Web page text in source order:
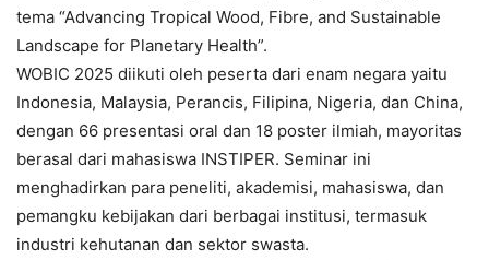
tema “Advancing Tropical Wood, Fibre, and Sustainable
Landscape for Planetary Health”.
WOBIC 2025 diikuti oleh peserta dari enam negara yaitu
Indonesia, Malaysia, Perancis, Filipina, Nigeria, dan China,
dengan 66 presentasi oral dan 18 poster ilmiah, mayoritas
berasal dari mahasiswa INSTIPER. Seminar ini
menghadirkan para peneliti, akademisi, mahasiswa, dan
pemangku kebijakan dari berbagai institusi, termasuk
industri kehutanan dan sektor swasta.